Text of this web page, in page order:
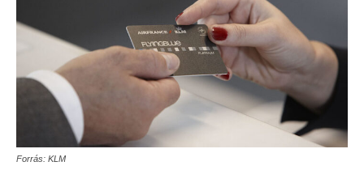
Forrás: KLM